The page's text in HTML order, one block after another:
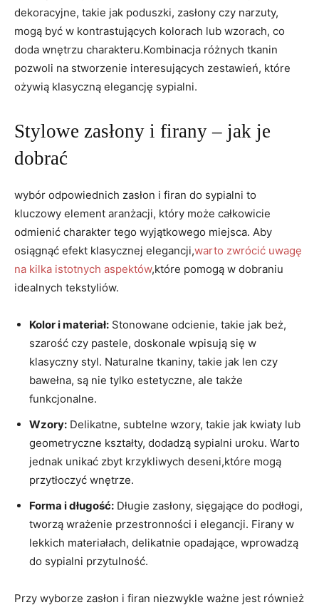
dekoracyjne, takie jak poduszki, zasłony czy narzuty,
mogą być w kontrastujących kolorach lub wzorach, co
doda wnętrzu charakteru.Kombinacja różnych tkanin
pozwoli na stworzenie interesujących zestawień, które
ożywią klasyczną elegancję sypialni.
Stylowe zasłony i firany – jak je
dobrać
wybór odpowiednich zasłon i firan do sypialni to
kluczowy element aranżacji, który może całkowicie
odmienić charakter tego wyjątkowego miejsca. Aby
osiągnąć efekt klasycznej elegancji,warto zwrócić uwagę
na kilka istotnych aspektów,które pomogą w dobraniu
idealnych tekstyliów.
Kolor i materiał: Stonowane odcienie, takie jak beż,
szarość czy pastele, doskonale wpisują się w
klasyczny styl. Naturalne tkaniny, takie jak len czy
bawełna, są nie tylko estetyczne, ale także
funkcjonalne.
Wzory: Delikatne, subtelne wzory, takie jak kwiaty lub
geometryczne kształty, dodadzą sypialni uroku. Warto
jednak unikać zbyt krzykliwych deseni,które mogą
przytłoczyć wnętrze.
Forma i długość: Długie zasłony, sięgające do podłogi,
tworzą wrażenie przestronności i elegancji. Firany w
lekkich materiałach, delikatnie opadające, wprowadzą
do sypialni przytulność.
Przy wyborze zasłon i firan niezwykle ważne jest również